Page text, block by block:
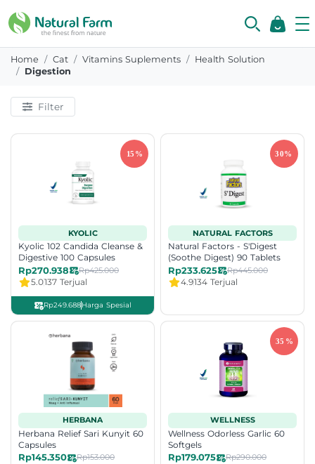
Home Cat Vitamins Suplements
Health Solution
Digestion
Filter
KYOLIC
Kyolic 102 Candida Cleanse &
Digestive 100 Capsules
Rp270.938 Rp425.000
5.0137 Terjual
Rp249.688Harga Spesial
NATURAL FACTORS
Natural Factors - S'Digest
(Soothe Digest) 90 Tablets
Rp233.625 Rp445.000
4.9134 Terjual
HERBANA
Herbana Relief Sari Kunyit 60
Capsules
Rp145.350 Rp153.000
WELLNESS
Wellness Odorless Garlic 60
Softgels
Rp179.075 Rp290.000